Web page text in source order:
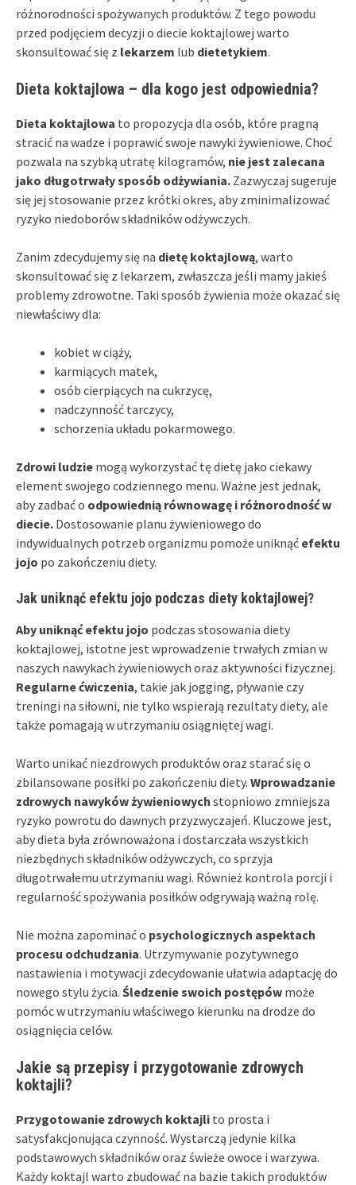
różnorodności spożywanych produktów. Z tego powodu
przed podjęciem decyzji o diecie koktajlowej warto
skonsultować się z lekarzem lub dietetykiem.
Dieta koktajlowa – dla kogo jest odpowiednia?
Dieta koktajlowa to propozycja dla osób, które pragną
stracić na wadze i poprawić swoje nawyki żywieniowe. Choć
pozwala na szybką utratę kilogramów, nie jest zalecana
jako długotrwały sposób odżywiania. Zazwyczaj sugeruje
się jej stosowanie przez krótki okres, aby zminimalizować
ryzyko niedoborów składników odżywczych.
Zanim zdecydujemy się na dietę koktajlową, warto
skonsultować się z lekarzem, zwłaszcza jeśli mamy jakieś
problemy zdrowotne. Taki sposób żywienia może okazać się
niewłaściwy dla:
kobiet w ciąży,
karmiących matek,
osób cierpiących na cukrzycę,
nadczynność tarczycy,
schorzenia układu pokarmowego.
Zdrowi ludzie mogą wykorzystać tę dietę jako ciekawy
element swojego codziennego menu. Ważne jest jednak,
aby zadbać o odpowiednią równowagę i różnorodność w
diecie. Dostosowanie planu żywieniowego do
indywidualnych potrzeb organizmu pomoże uniknąć efektu
jojo po zakończeniu diety.
Jak uniknąć efektu jojo podczas diety koktajlowej?
Aby uniknąć efektu jojo podczas stosowania diety
koktajlowej, istotne jest wprowadzenie trwałych zmian w
naszych nawykach żywieniowych oraz aktywności fizycznej.
Regularne ćwiczenia, takie jak jogging, pływanie czy
treningi na siłowni, nie tylko wspierają rezultaty diety, ale
także pomagają w utrzymaniu osiągniętej wagi.
Warto unikać niezdrowych produktów oraz starać się o
zbilansowane posiłki po zakończeniu diety. Wprowadzanie
zdrowych nawyków żywieniowych stopniowo zmniejsza
ryzyko powrotu do dawnych przyzwyczajeń. Kluczowe jest,
aby dieta była zrównoważona i dostarczała wszystkich
niezbędnych składników odżywczych, co sprzyja
długotrwałemu utrzymaniu wagi. Również kontrola porcji i
regularność spożywania posiłków odgrywają ważną rolę.
Nie można zapominać o psychologicznych aspektach
procesu odchudzania. Utrzymywanie pozytywnego
nastawienia i motywacji zdecydowanie ułatwia adaptację do
nowego stylu życia. Śledzenie swoich postępów może
pomóc w utrzymaniu właściwego kierunku na drodze do
osiągnięcia celów.
Jakie są przepisy i przygotowanie zdrowych
koktajli?
Przygotowanie zdrowych koktajli to prosta i
satysfakcjonująca czynność. Wystarczą jedynie kilka
podstawowych składników oraz świeże owoce i warzywa.
Każdy koktajl warto zbudować na bazie takich produktów